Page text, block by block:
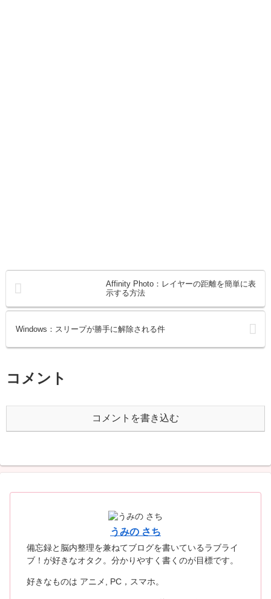
Affinity Photo：レイヤーの距離を簡単に表
示する方法
Windows：スリープが勝手に解除される件
コメント
コメントを書き込む
うみの さち
備忘録と脳内整理を兼ねてブログを書いているラブライ
ブ！が好きなオタク。分かりやすく書くのが目標です。
好きなものは アニメ, PC，スマホ。